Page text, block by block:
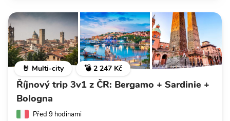
🤘 Multi-city 💣 2 247 Kč
Říjnový trip 3v1 z ČR: Bergamo + Sardinie +
Bologna
Před 9 hodinami